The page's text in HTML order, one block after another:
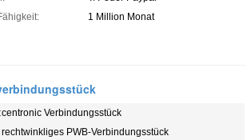
1 Million Monat
centronic Verbindungsstück
rechtwinkliges PWB-Verbindungsstück